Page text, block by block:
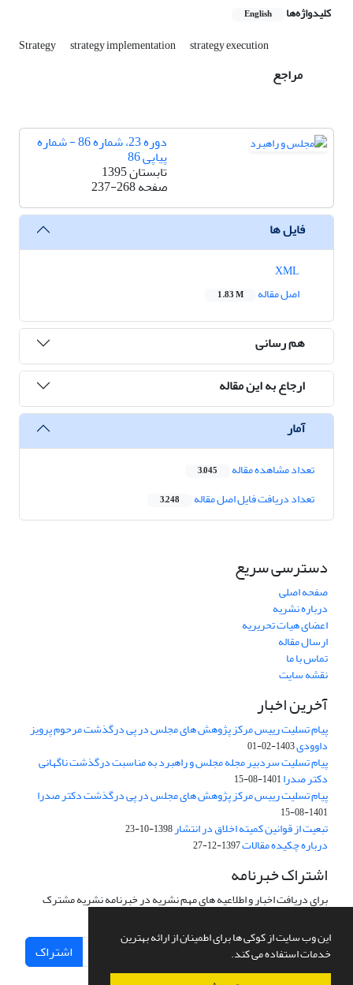
این وب سایت از کوکی ها برای اطمینان از ارائه بهترین
خدمات استفاده می کند.
کلیدواژه‌ها English
Strategy strategy implementation strategy execution
مراجع
دوره 23، شماره 86 - شماره
پیاپی 86
تابستان 1395
صفحه237-268
فایل ها
اصل مقاله
1.83 M
هم رسانی
ارجاع به این مقاله
آمار
تعداد مشاهده مقاله 3,045
تعداد دریافت فایل اصل مقاله 3,248
دسترسی سریع
صفحه اصلی
درباره نشریه
اعضای هیات تحریریه
ارسال مقاله
تماس با ما
نقشه سایت
آخرین اخبار
پیام تسلیت رییس مرکز پژوهش های مجلس در پی درگذشت مرحوم پرویز
داوودی1403-02-01
پیام تسلیت سردبیر مجله مجلس و راهبرد به مناسبت درگذشت ناگهانی
دکتر صدرا1401-08-15
پیام تسلیت رییس مرکز پژوهش های مجلس در پی درگذشت دکتر صدرا
1401-08-15
تبعیت از قوانین کمیته اخلاق در انتشار1398-10-23
درباره چکیده مقالات1397-12-27
اشتراک خبرنامه
برای دریافت اخبار و اطلاعیه های مهم نشریه در خبرنامه نشریه مشترک
اشتراک